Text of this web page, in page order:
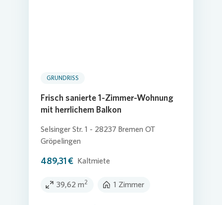
GRUNDRISS
Frisch sanierte 1-Zimmer-Wohnung
mit herrlichem Balkon
Selsinger Str. 1 - 28237 Bremen OT
Gröpelingen
489,31 € Kaltmiete
39,62 m2 1 Zimmer